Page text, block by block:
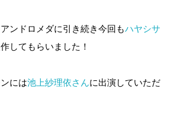
ンドロメダに引き続き今回もハヤシサ
してもらいました！
には池上紗理依さんに出演していただ